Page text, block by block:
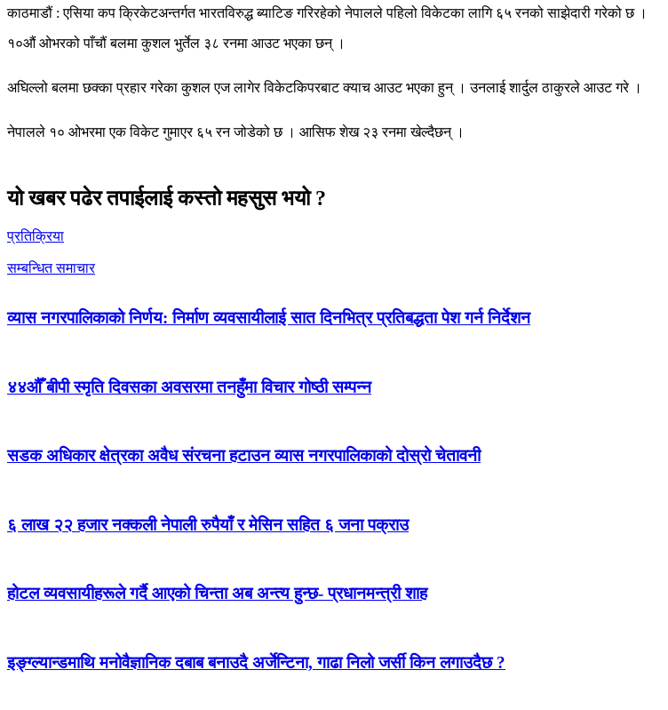
काठमाडौं : एसिया कप क्रिकेटअन्तर्गत भारतविरुद्ध ब्याटिङ गरिरहेको नेपालले पहिलो विकेटका लागि ६५ रनको साझेदारी गरेको छ ।
१०औं ओभरको पाँचौं बलमा कुशल भुर्तेल ३८ रनमा आउट भएका छन् ।
अघिल्लो बलमा छक्का प्रहार गरेका कुशल एज लागेर विकेटकिपरबाट क्याच आउट भएका हुन् । उनलाई शार्दुल ठाकुरले आउट गरे ।
नेपालले १० ओभरमा एक विकेट गुमाएर ६५ रन जोडेको छ । आसिफ शेख २३ रनमा खेल्दैछन् ।
यो खबर पढेर तपाईलाई कस्तो महसुस भयो ?
प्रतिक्रिया
सम्बन्धित समाचार
व्यास नगरपालिकाको निर्णय: निर्माण व्यवसायीलाई सात दिनभित्र प्रतिबद्धता पेश गर्न निर्देशन
४४औँ बीपी स्मृति दिवसका अवसरमा तनहुँमा विचार गोष्ठी सम्पन्न
सडक अधिकार क्षेत्रका अवैध संरचना हटाउन व्यास नगरपालिकाको दोस्रो चेतावनी
६ लाख २२ हजार नक्कली नेपाली रुपैयाँ र मेसिन सहित ६ जना पक्राउ
होटल व्यवसायीहरूले गर्दै आएको चिन्ता अब अन्त्य हुन्छ- प्रधानमन्त्री शाह
इङ्ग्ल्यान्डमाथि मनोवैज्ञानिक दबाब बनाउदै अर्जेन्टिना, गाढा निलो जर्सी किन लगाउदैछ ?